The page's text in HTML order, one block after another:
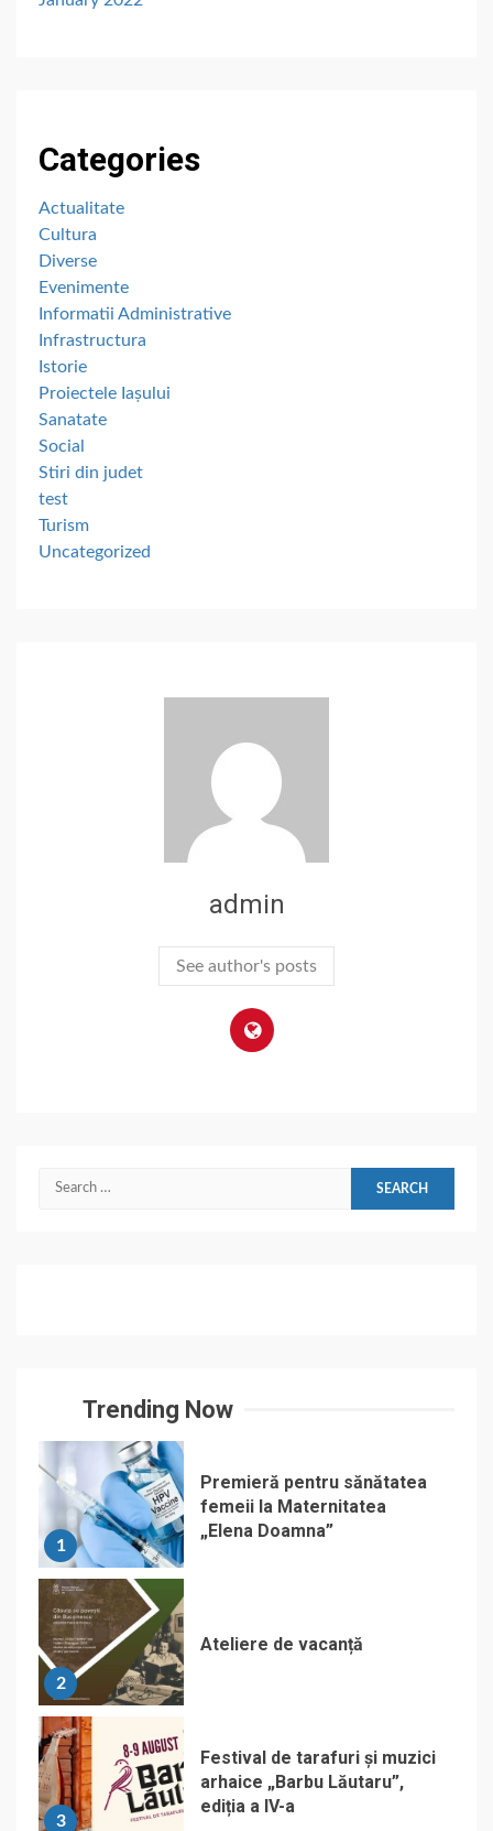
Categories
Actualitate
Cultura
Diverse
Evenimente
Informatii Administrative
Infrastructura
Istorie
Proiectele Iașului
Sanatate
Social
Stiri din judet
test
Turism
Uncategorized
admin
See author's posts
Search
Trending Now
1
Premieră pentru sănătatea
femeii la Maternitatea
„Elena Doamna”
2
Ateliere de vacanță
3
Festival de tarafuri și muzici
arhaice „Barbu Lăutaru”,
ediția a IV-a